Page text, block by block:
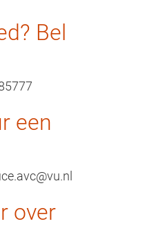
Bel
een
over